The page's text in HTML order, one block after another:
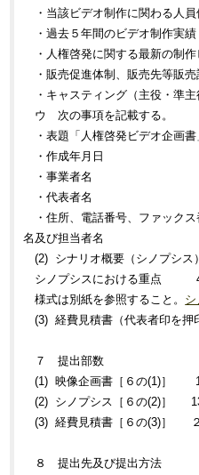
・当該ビデオ制作に関わる人
・過去５年間のビデオ制作実
・人権啓発に関する最新の制
・販売促進体制、販売先等販
・キャスティング（主役・準主
ウ 次の事項を記載する。
・表題「人権啓発ビデオ企画書
・作成年月日
・事業者名
・代表者名
・住所、電話番号、ファック
名及び担当者名
(2) シナリオ概要（シノプシ
シノプシスにおける重点
様式は別紙を参照すること。
(3) 経費見積書（代表者印を押
７ 提出部数
(1) 映像企画書［６の(1)］
(2) シノプシス［６の(2)］
(3) 経費見積書［６の(3)］ ２
８ 提出先及び提出方法